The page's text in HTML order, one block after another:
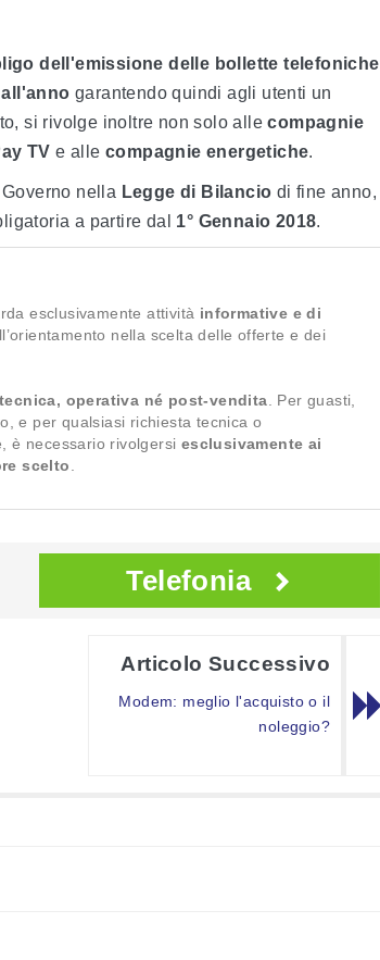
dell'emissione delle bollette telefoniche
all'annogarantendo quindi agli utenti un
si rivolge inoltre non solo allecompagnie
TV e allecompagnie energetiche.
nella Legge di Bilancio di fine anno,
a partire dal 1° Gennaio 2018.
esclusivamente attività informative e di
nella scelta delle offerte e dei
operativa né post-vendita. Per guasti,
e per qualsiasi richiesta tecnica o
è necessario rivolgersi esclusivamente ai
scelto.
Telefonia
Articolo Successivo
Modem: meglio l'acquisto o il
noleggio?